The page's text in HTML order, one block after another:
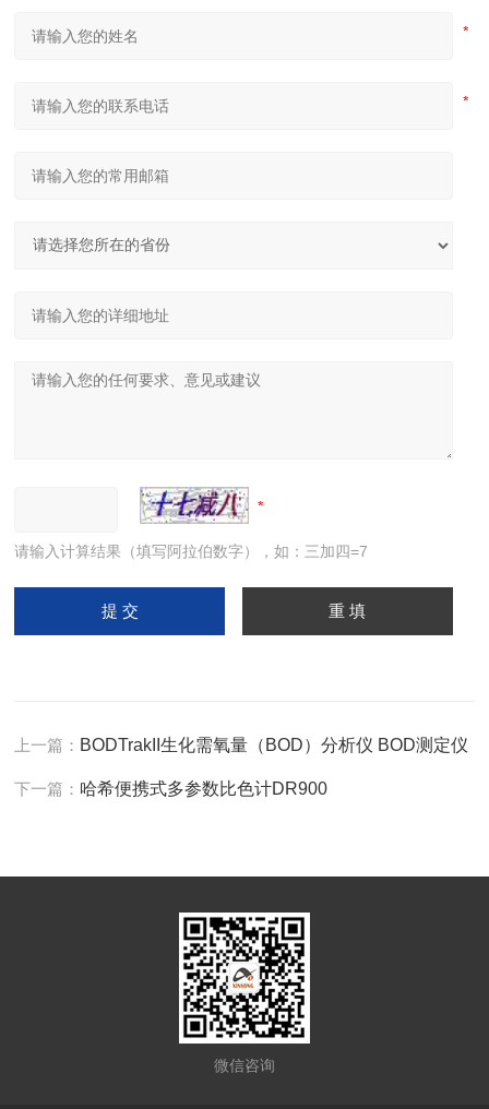
请输入计算结果（填写阿拉伯数字），如：三加四=7
上一篇： BODTrakII生化需氧量（BOD）分析仪 BOD测定仪
下一篇： 哈希便携式多参数比色计DR900
微信咨询